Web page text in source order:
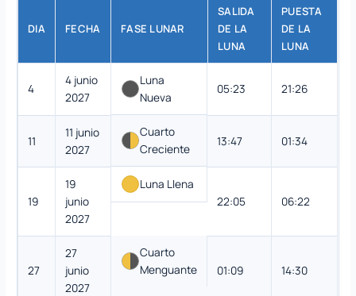
DIA FECHA FASE LUNAR
SALIDA
DE LA
LUNA
PUESTA
DE LA
LUNA
4
4 junio
2027
Luna
Nueva
05:23 21:26
11
11 junio
2027
Cuarto
Creciente
13:47 01:34
19
19
junio
2027
Luna Llena
22:05
06:22
27
27
junio
2027
Cuarto
Menguante
01:09 14:30